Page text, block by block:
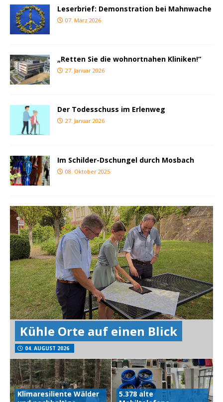
Leserbrief: Demonstration bei Mahnwache
07. März 2026
„Retten Sie die wohnortnahen Kliniken!“
27. Januar 2026
Der Todesschuss im Erlenweg
27. Januar 2026
Im Schilder-Dschungel durch Mosbach
08. Oktober 2025
Kühle Orte auf einen Blick
04. AUGUST 2026
Klimaresiliente Wälder
5.378 alte